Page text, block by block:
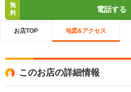
無
料
電話する
お店TOP 地図&アクセス
このお店の詳細情報